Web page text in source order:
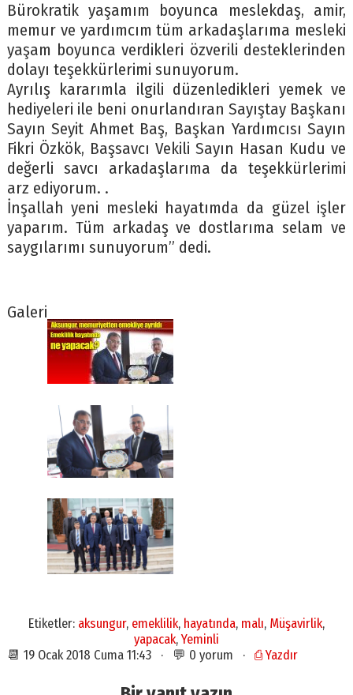
Bürokratik yaşamım boyunca meslekdaş, amir,
memur ve yardımcım tüm arkadaşlarıma mesleki
yaşam boyunca verdikleri özverili desteklerinden
dolayı teşekkürlerimi sunuyorum.
Ayrılış kararımla ilgili düzenledikleri yemek ve
hediyeleri ile beni onurlandıran Sayıştay Başkanı
Sayın Seyit Ahmet Baş, Başkan Yardımcısı Sayın
Fikri Özkök, Başsavcı Vekili Sayın Hasan Kudu ve
değerli savcı arkadaşlarıma da teşekkürlerimi
arz ediyorum. .
İnşallah yeni mesleki hayatımda da güzel işler
yaparım. Tüm arkadaş ve dostlarıma selam ve
saygılarımı sunuyorum” dedi.
Galeri
Etiketler: aksungur, emeklilik, hayatında, malı, Müşavirlik,
yapacak,Yeminli
📆 19 Ocak 2018 Cuma 11:43 · 💬 0 yorum · ⎙ Yazdır